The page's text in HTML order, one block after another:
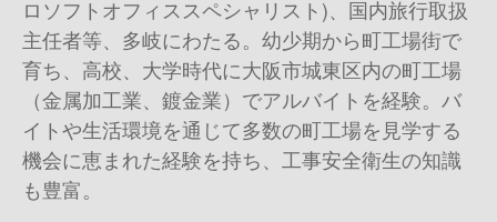
ロソフトオフィススペシャリスト)、国内旅行取扱
主任者等、多岐にわたる。幼少期から町工場街で
育ち、高校、大学時代に大阪市城東区内の町工場
（金属加工業、鍍金業）でアルバイトを経験。バ
イトや生活環境を通じて多数の町工場を見学する
機会に恵まれた経験を持ち、工事安全衛生の知識
も豊富。